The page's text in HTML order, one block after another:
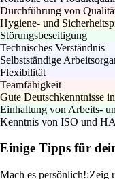
Durchführung von
Hygiene- und
Störungsbeseitigung
Technisches Verständnis
Selbstständige
Flexibilität
Teamfähigkeit
Gute Deutschkenntnisse
Einhaltung von Arbeits-
Kenntnis von ISO und
Einige Tipps für
Mach es persönlich!:Zeig